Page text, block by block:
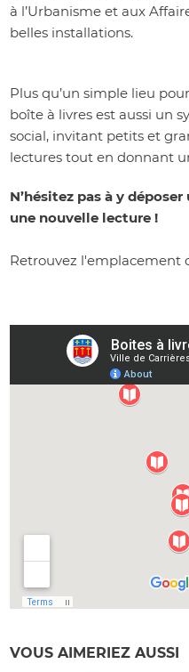
à l’Urbanisme et aux
belles installations.
Plus qu’un simple lieu
boîte à livres est aussi un
social, invitant petits et
lectures tout en donnant
N’hésitez pas à y
une nouvelle lecture !
Retrouvez l'emplacement
VOUS AIMERIEZ AUSSI